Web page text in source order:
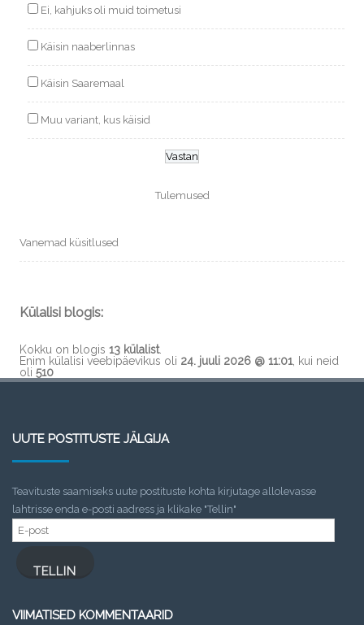
Ei, kahjuks oli muid toimetusi
Käisin naaberlinnas
Käisin Saaremaal
Muu variant, kus käisid
Tulemused
Vanemad küsitlused
Külalisi blogis:
Kokku on blogis 13 külalist.
Enim külalisi veebipäevikus oli 24. juuli 2026 @ 11:01 , kui neid
oli 510
UUTE POSTITUSTE JÄLGIJA
Teavituste saamiseks uute postituste kohta kirjutage allolevasse
lahtrisse enda e-posti aadress ja klikake "Tellin"
E-
post
TELLIN
VIIMATISED KOMMENTAARID